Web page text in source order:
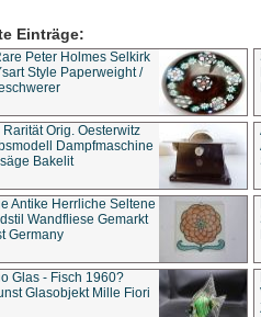
Einträge:
Peter Holmes Selkirk
Style Paperweight /
Orig. Oesterwitz
Dampfmaschine
Bakelit
Antike Herrliche Seltene
Wandfliese Gemarkt
Germany
Glas - Fisch 1960?
Glasobjekt Mille Fiori